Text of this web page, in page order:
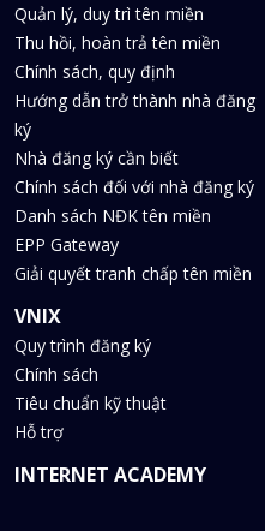
Quản lý, duy trì tên miền
Thu hồi, hoàn trả tên miền
Chính sách, quy định
Hướng dẫn trở thành nhà đăng
ký
Nhà đăng ký cần biết
Chính sách đối với nhà đăng ký
Danh sách NĐK tên miền
EPP Gateway
Giải quyết tranh chấp tên miền
VNIX
Quy trình đăng ký
Chính sách
Tiêu chuẩn kỹ thuật
Hỗ trợ
INTERNET ACADEMY